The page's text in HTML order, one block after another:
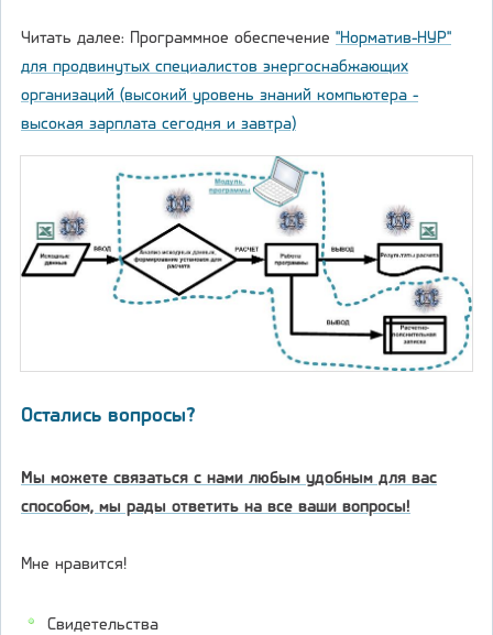
Свидетельства
Читать далее: Программное обеспечение "Норматив-НУР"
для продвинутых специалистов энергоснабжающих
организаций (высокий уровень знаний компьютера -
высокая зарплата сегодня и завтра)
Остались вопросы?
Мы можете связаться с нами любым удобным для вас
способом, мы рады ответить на все ваши вопросы!
Мне нравится!